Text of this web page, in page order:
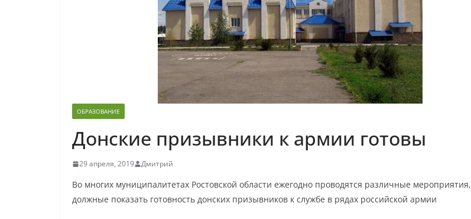
ОБРАЗОВАНИЕ
Донские призывники к армии готовы
29 апреля, 2019 Дмитрий
Во многих муниципалитетах Ростовской области ежегодно проводятся различные мероприятия,
должные показать готовность донских призывников к службе в рядах российской армии